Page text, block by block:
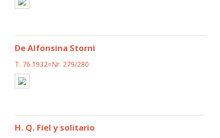
De Alfonsina Storni
T. 76.1932=Nr. 279/280
H. Q. Fiel y solitario